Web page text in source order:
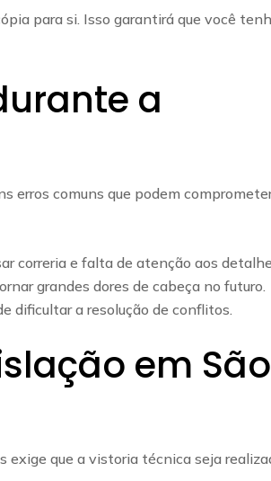
para si. Isso garantirá que você
a
erros comuns que podem
correria e falta de atenção aos
grandes dores de cabeça no futuro.
dificultar a resolução de conflitos.
em São
exige que a vistoria técnica seja